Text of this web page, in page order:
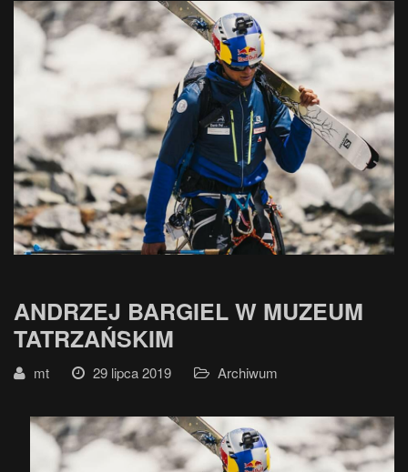
ANDRZEJ BARGIEL W MUZEUM
TATRZAŃSKIM
mt 29 lipca 2019 Archiwum